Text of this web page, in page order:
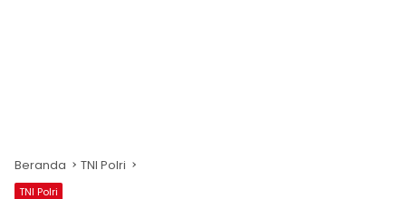
Beranda TNI Polri
TNI Polri